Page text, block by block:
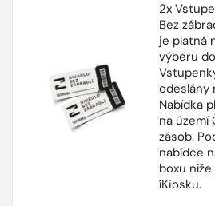
2x
Bez
je platná
výběru
odeslány
Nabídka
na území
zásob.
nabídce
boxu
íKiosku.